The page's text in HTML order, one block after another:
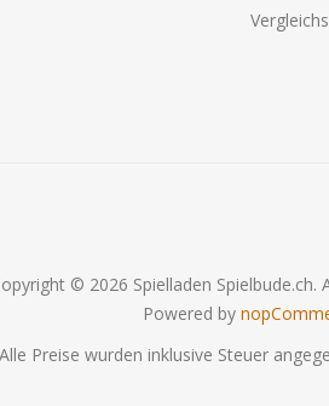
© 2026 Spielladen Spielbude.ch.
Powered by
Alle Preise wurden inklusive Steuer